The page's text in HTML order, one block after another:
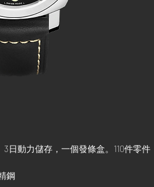
日動力儲存，一個發條盒。110件零件
鋼